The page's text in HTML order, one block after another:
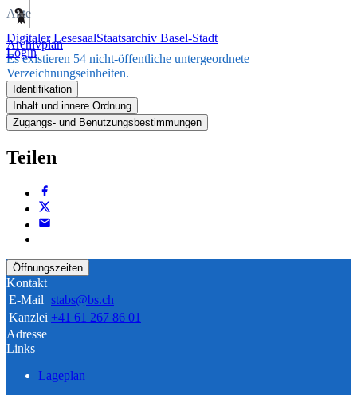
Digitaler LesesaalStaatsarchiv Basel-Stadt
Login
Akte
Archivplan
Es existieren 54 nicht-öffentliche untergeordnete
Verzeichnungseinheiten.
Identifikation
Inhalt und innere Ordnung
Zugangs- und Benutzungsbestimmungen
Teilen
Öffnungszeiten
Kontakt
E-Mail stabs@bs.ch
Kanzlei +41 61 267 86 01
Adresse
Links
Lageplan